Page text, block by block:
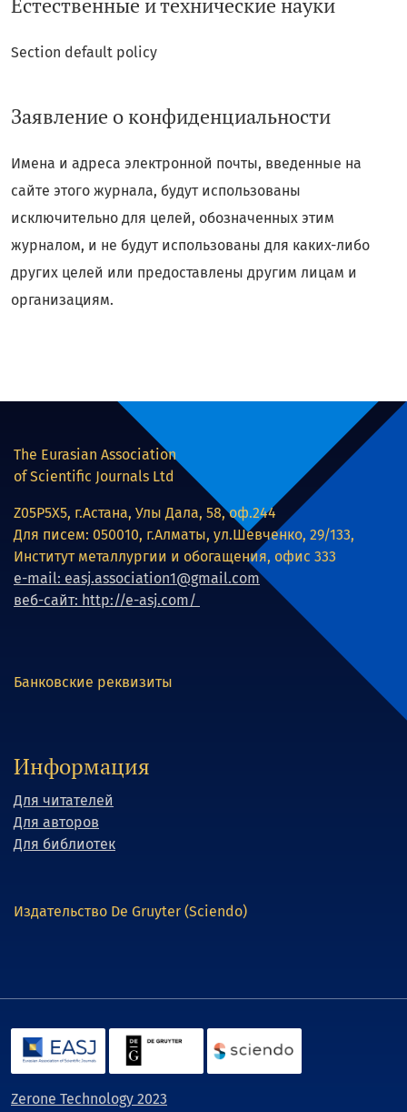
Section default policy
Заявление о конфиденциальности
Имена и адреса электронной почты, введенные на
сайте этого журнала, будут использованы
исключительно для целей, обозначенных этим
журналом, и не будут использованы для каких-либо
других целей или предоставлены другим лицам и
организациям.
The Eurasian Association
of Scientific Journals Ltd
Z05P5X5, г.Астана, Улы Дала, 58, оф.244
Для писем: 050010, г.Алматы, ул.Шевченко, 29/133,
Институт металлургии и обогащения, офис 333
e-mail: easj.association1@gmail.com
веб-сайт: http://e-asj.com/
Банковские реквизиты
Информация
Для читателей
Для авторов
Для библиотек
Издательство De Gruyter (Sciendo)
Zerone Technology 2023